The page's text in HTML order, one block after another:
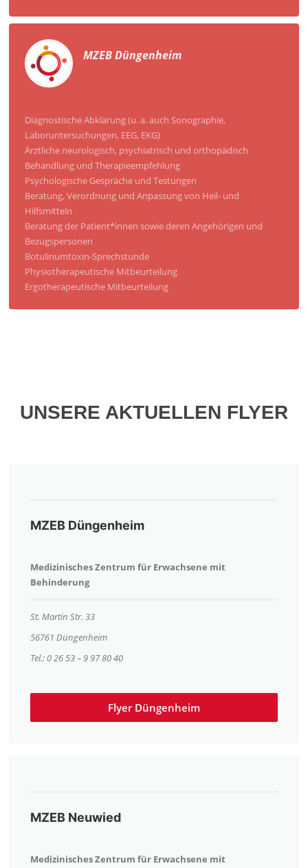
MZEB Düngenheim
Diagnostische Abklärung (u. a. auch Sonographie,
Laboruntersuchungen, EEG, EKG)
Ärztliche neurologisch, psychiatrisch und orthopädisch
Behandlung und Therapieempfehlung
Psychologische Gespräche und Testungen
Beratung, Verordnung und Anpassung von Heil- und
Hilfsmitteln
Beratung der Patient*innen sowie deren Angehörigen und
Bezugspersonen
Botulinumtoxin-Sprechstunde
Physiotherapeutische Mitbeurteilung
Ergotherapeutische Mitbeurteilung
UNSERE AKTUELLEN FLYER
MZEB Düngenheim
Medizinisches Zentrum für Erwachsene mit
Behinderung
St. Martin Str. 33
56761 Düngenheim
Tel.: 0 26 53 – 9 97 80 40
Flyer Düngenheim
MZEB Neuwied
Medizinisches Zentrum für Erwachsene mit